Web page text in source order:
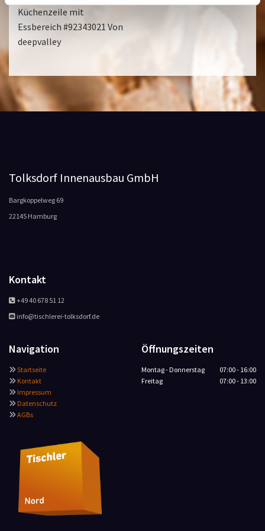
Küchenzeile mit
Essbereich #92343021 Von
deepvalley
Tolksdorf Innenausbau GmbH
Bargkoppelweg 69
22145 Hamburg
Kontakt
+49 40 678 51 12
 info@tischlerei-tolksdorf.de
Navigation
Startseite
 Kontakt
 Impressum
 Datenschutz
AGBs
Öffnungszeiten
Montag - Donnerstag
07:00 - 16:00
Freitag
07:00 - 13:00